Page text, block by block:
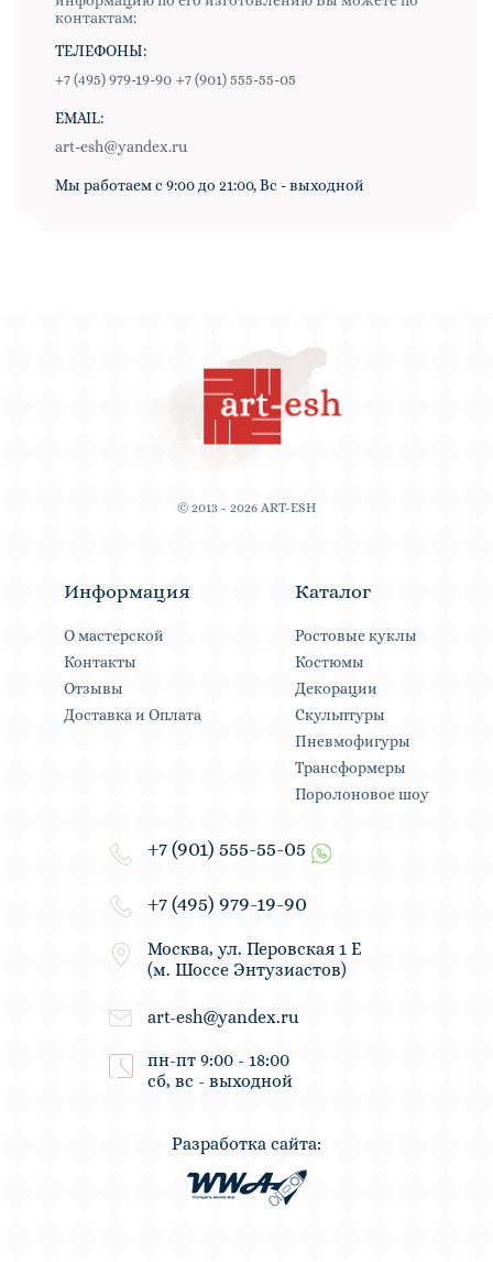
контактам:
ТЕЛЕФОНЫ:
+7 (495) 979-19-90 +7 (901) 555-55-05
EMAIL:
art-esh@yandex.ru
Мы работаем с 9:00 до 21:00, Вс - выходной
© 2013 - 2026 ART-ESH
Информация
О мастерской
Контакты
Отзывы
Доставка и Оплата
Каталог
Ростовые куклы
Костюмы
Декорации
Скульптуры
Пневмофигуры
Трансформеры
Поролоновое шоу
+7 (901) 555-55-05
+7 (495) 979-19-90
Москва, ул. Перовская 1 Е
(м. Шоссе Энтузиастов)
art-esh@yandex.ru
пн-пт 9:00 - 18:00
сб, вс - выходной
Разработка сайта: